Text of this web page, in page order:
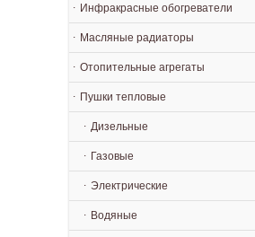
Инфракрасные обогреватели
Масляные радиаторы
Отопительные агрегаты
Пушки тепловые
Дизельные
Газовые
Электрические
Водяные